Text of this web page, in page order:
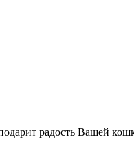
радость Вашей